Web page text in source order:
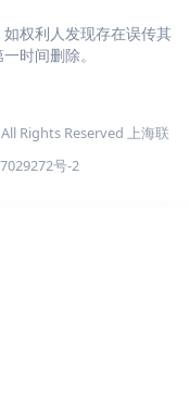
权利人发现存在误传其
时间删除。
Rights Reserved 上海联
号-2